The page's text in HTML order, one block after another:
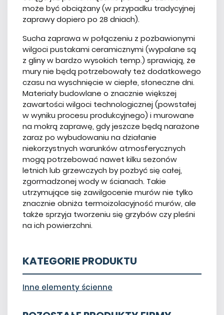
może być obciążany (w przypadku tradycyjnej
zaprawy dopiero po 28 dniach).
Sucha zaprawa w połączeniu z pozbawionymi
wilgoci pustakami ceramicznymi (wypalane są
z gliny w bardzo wysokich temp.) sprawiają, że
mury nie będą potrzebowały też dodatkowego
czasu na wyschnięcie w ciepłe, słoneczne dni.
Materiały budowlane o znacznie większej
zawartości wilgoci technologicznej (powstałej
w wyniku procesu produkcyjnego) i murowane
na mokrą zaprawę, gdy jeszcze będą narażone
zaraz po wybudowaniu na działanie
niekorzystnych warunków atmosferycznych
mogą potrzebować nawet kilku sezonów
letnich lub grzewczych by pozbyć się całej,
zgormadzonej wody w ścianach. Takie
utrzymujące się zawilgocenie murów nie tylko
znacznie obniża termoizolacyjność murów, ale
także sprzyja tworzeniu się grzybów czy pleśni
na ich powierzchni.
KATEGORIE PRODUKTU
Inne elementy ścienne